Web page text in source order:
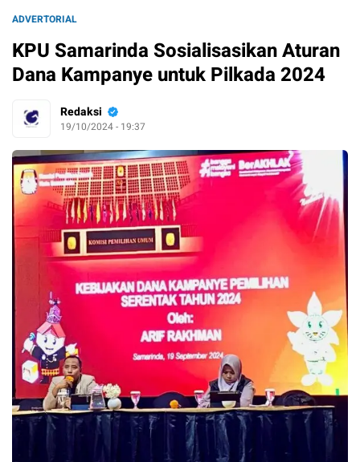
ADVERTORIAL
KPU Samarinda Sosialisasikan Aturan
Dana Kampanye untuk Pilkada 2024
Redaksi
19/10/2024 - 19:37